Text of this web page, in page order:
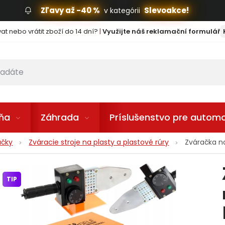
Zľavy až -40 % v kategórii Slevoakce!
nebo vrátit zboží do 14 dní? | Využijte náš reklamační formulář
Záhrada Príslušenstvo pre
Zváracie stroje na plasty a plastové rúry Zváračka
TIP